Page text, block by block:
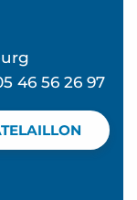
46 56 26 97